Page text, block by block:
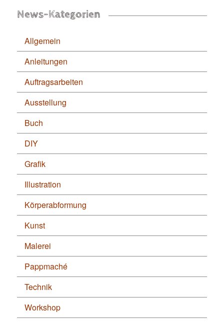
News-Kategorien
Allgemein
Anleitungen
Auftragsarbeiten
Ausstellung
Buch
DIY
Grafik
Illustration
Körperabformung
Kunst
Malerei
Pappmaché
Technik
Workshop